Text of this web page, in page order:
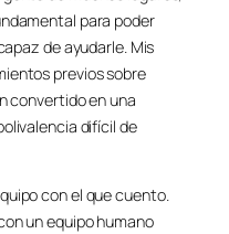
para poder
de ayudarle. Mis
previos sobre
convertido en una
difícil de
con el que cuento.
un equipo humano